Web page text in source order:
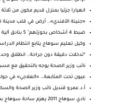
انهيارا جزئيا بمنزل قديم مكون من
«جنينة الأفندي».. أرض في قلب مدينة
ضبط 4 أشخاص بحوزتهم" 5 بنادق آلية كمية كبيرة من ال...
وكيل تعليم سوهاج يتابع انتظام
*تدخلات دقيقة دون جراحة.. انطلاق
نائب وزير الصحة يوجه بالتحقيق مع
عيون تحت المتابعة… «العلاجي» في
أ.د عمرو قنديل نائب وزير الصحة
نادي سوهاج 2011 يهزم ساحة سوهاج بضربات الترجيح ويح...